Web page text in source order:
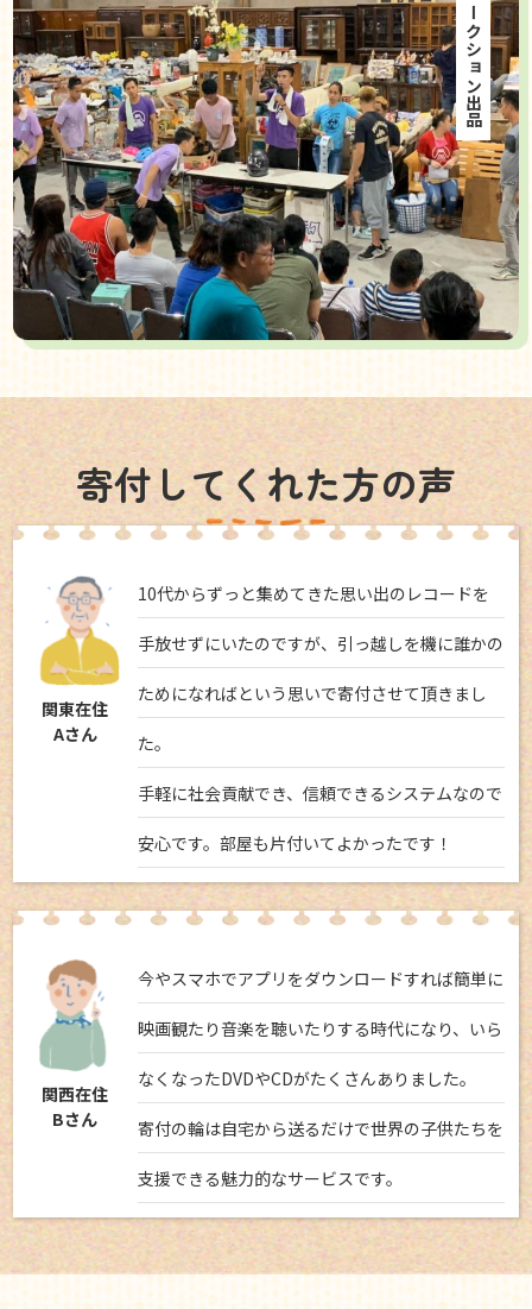
海外オークション出品
寄付してくれた方の声
関東在住
Aさん
10代からずっと集めてきた思い出のレコードを
手放せずにいたのですが、引っ越しを機に誰かの
ためになればという思いで寄付させて頂きまし
た。
手軽に社会貢献でき、信頼できるシステムなので
安心です。部屋も片付いてよかったです！
関西在住
Bさん
今やスマホでアプリをダウンロードすれば簡単に
映画観たり音楽を聴いたりする時代になり、いら
なくなったDVDやCDがたくさんありました。
寄付の輪は自宅から送るだけで世界の子供たちを
支援できる魅力的なサービスです。